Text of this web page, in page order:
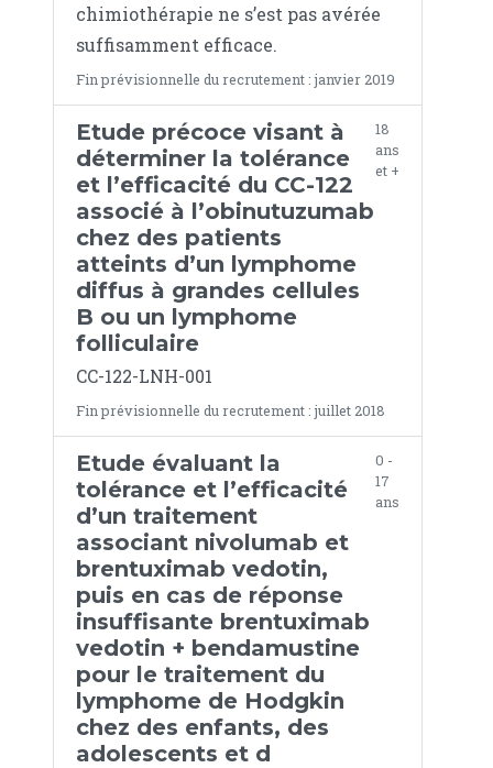
chimiothérapie ne s’est pas avérée
suffisamment efficace.
Fin prévisionnelle du recrutement : janvier 2019
Etude précoce visant à
déterminer la tolérance
et l’efficacité du CC-122
associé à l’obinutuzumab
chez des patients
atteints d’un lymphome
diffus à grandes cellules
B ou un lymphome
folliculaire
18
ans
et +
CC-122-LNH-001
Fin prévisionnelle du recrutement : juillet 2018
Etude évaluant la
tolérance et l’efficacité
d’un traitement
associant nivolumab et
brentuximab vedotin,
puis en cas de réponse
insuffisante brentuximab
vedotin + bendamustine
pour le traitement du
lymphome de Hodgkin
chez des enfants, des
adolescents et d
0 -
17
ans